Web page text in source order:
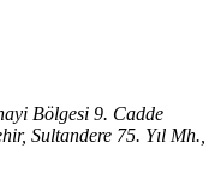
Bölgesi 9. Cadde
Sultandere 75. Yıl Mh.,